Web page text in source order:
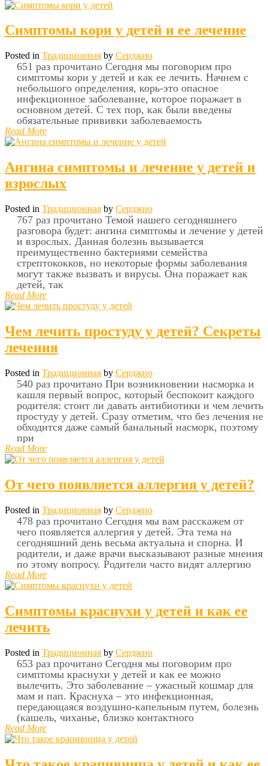
Симптомы кори у детей и ее лечение
Posted in Традиционная by Серджио
651 раз прочитано Сегодня мы поговорим про
симптомы кори у детей и как ее лечить. Начнем с
небольшого определения, корь-это опасное
инфекционное заболевание, которое поражает в
основном детей. С тех пор, как были введены
обязательные прививки заболеваемость
Read More
Ангина симптомы и лечение у детей и
взрослых
Posted in Традиционная by Серджио
767 раз прочитано Темой нашего сегодняшнего
разговора будет: ангина симптомы и лечение у детей
и взрослых. Данная болезнь вызывается
преимущественно бактериями семейства
стрептококков, но некоторые формы заболевания
могут также вызвать и вирусы. Она поражает как
детей, так
Read More
Чем лечить простуду у детей? Секреты
лечения
Posted in Традиционная by Серджио
540 раз прочитано При возникновении насморка и
кашля первый вопрос, который беспокоит каждого
родителя: стоит ли давать антибиотики и чем лечить
простуду у детей. Сразу отметим, что без лечения не
обходится даже самый банальный насморк, поэтому
при
Read More
От чего появляется аллергия у детей?
Posted in Традиционная by Серджио
478 раз прочитано Сегодня мы вам расскажем от
чего появляется аллергия у детей. Эта тема на
сегодняшний день весьма актуальна и спорна. И
родители, и даже врачи высказывают разные мнения
по этому вопросу. Родители часто видят аллергию
Read More
Симптомы краснухи у детей и как ее
лечить
Posted in Традиционная by Серджио
653 раз прочитано Сегодня мы поговорим про
симптомы краснухи у детей и как ее можно
вылечить. Это заболевание – ужасный кошмар для
мам и пап. Краснуха – это инфекционная,
передающаяся воздушно-капельным путем, болезнь
(кашель, чиханье, близко контактного
Read More